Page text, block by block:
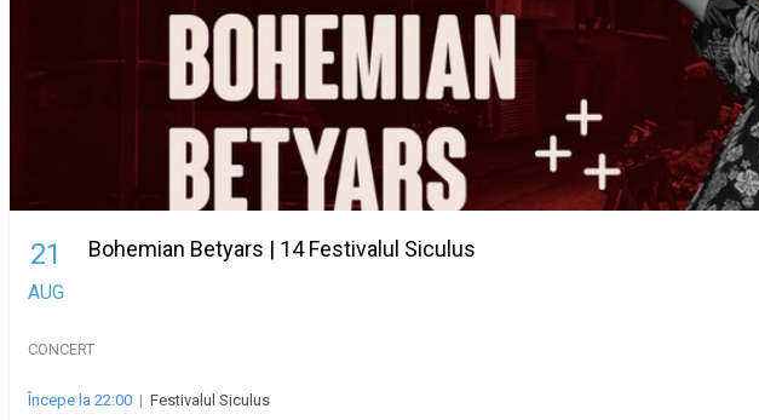
21
AUG
Bohemian Betyars | 14 Festivalul Siculus
CONCERT
Începe la 22:00 | Festivalul Siculus